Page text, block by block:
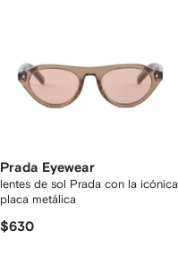
Prada Eyewear
lentes de sol Prada con la icónica
placa metálica
$630